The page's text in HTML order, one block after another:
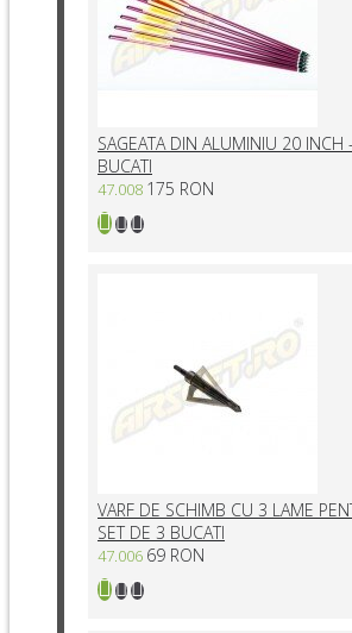
SAGEATA DIN ALUMINIU 20 INCH
BUCATI
47.008 175 RON
VARF DE SCHIMB CU 3 LAME
SET DE 3 BUCATI
47.006 69 RON